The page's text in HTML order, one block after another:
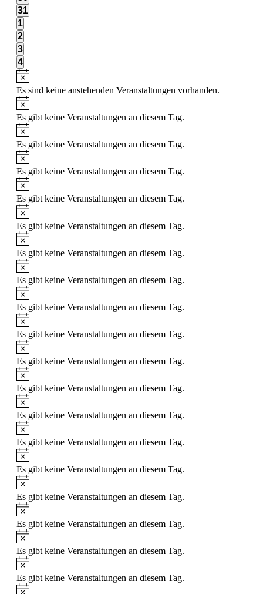
Veranstaltungen,
0
Veranstaltungen,
31
0
Veranstaltungen,
1
0
Veranstaltungen,
2
0
Veranstaltungen,
3
0
Veranstaltungen,
4
Es sind keine anstehenden Veranstaltungen vorhanden.
Es gibt keine Veranstaltungen an diesem Tag.
Es gibt keine Veranstaltungen an diesem Tag.
Es gibt keine Veranstaltungen an diesem Tag.
Es gibt keine Veranstaltungen an diesem Tag.
Es gibt keine Veranstaltungen an diesem Tag.
Es gibt keine Veranstaltungen an diesem Tag.
Es gibt keine Veranstaltungen an diesem Tag.
Es gibt keine Veranstaltungen an diesem Tag.
Es gibt keine Veranstaltungen an diesem Tag.
Es gibt keine Veranstaltungen an diesem Tag.
Es gibt keine Veranstaltungen an diesem Tag.
Es gibt keine Veranstaltungen an diesem Tag.
Es gibt keine Veranstaltungen an diesem Tag.
Es gibt keine Veranstaltungen an diesem Tag.
Es gibt keine Veranstaltungen an diesem Tag.
Es gibt keine Veranstaltungen an diesem Tag.
Es gibt keine Veranstaltungen an diesem Tag.
Es gibt keine Veranstaltungen an diesem Tag.